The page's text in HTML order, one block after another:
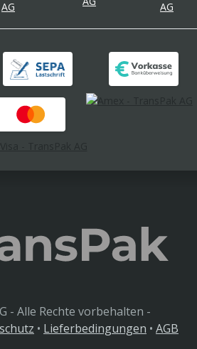
- Alle Rechte vorbehalten -
• Lieferbedingungen • AGB